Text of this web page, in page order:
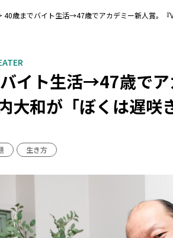
40歳までバイト生活→47歳でアカデミー新人賞。『
イト生活→47歳でア
大和が「ぼくは遅咲
生き方